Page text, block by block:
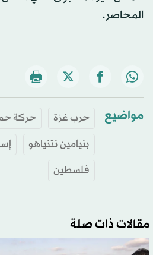
المحاصر.
مواضيع حرب غزة
حركة
بنيامين نتنياهو
فلسطين
مقالات ذات صلة